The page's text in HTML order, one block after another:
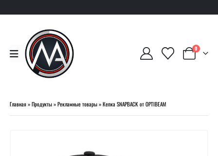
0
Главная»Продукты»Рекламные товары»Кепка SNAPBACK от OPTIBEAM